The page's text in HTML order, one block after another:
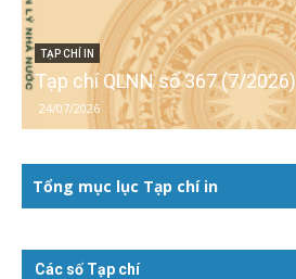
TẠP CHÍ IN
Tạp chí QLNN số 367 (7/2026)
24/07/2026
Tổng mục lục Tạp chí in
Các số Tạp chí